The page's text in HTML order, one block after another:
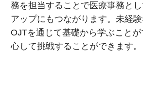
務を担当することで医療事務と
アップにもつながります。未経
OJTを通じて基礎から学ぶこと
心して挑戦することができます。